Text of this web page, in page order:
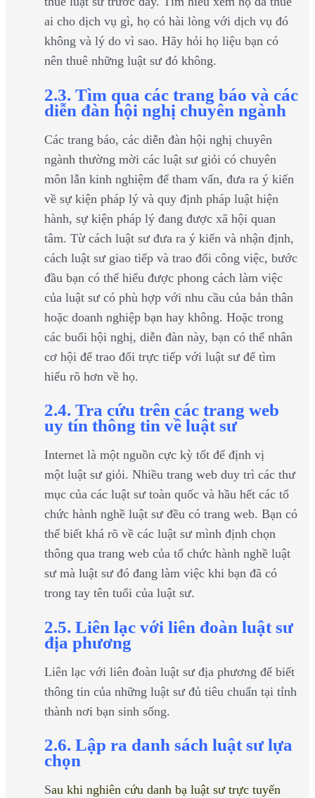
ai cho dịch vụ gì, họ có hài lòng với dịch vụ đó
không và lý do vì sao. Hãy hỏi họ liệu bạn có
nên thuê những luật sư đó không.
2.3. Tìm qua các trang báo và các
diễn đàn hội nghị chuyên ngành
Các trang báo, các diễn đàn hội nghị chuyên
ngành thường mời các luật sư giỏi có chuyên
môn lẫn kinh nghiệm để tham vấn, đưa ra ý kiến
về sự kiện pháp lý và quy định pháp luật hiện
hành, sự kiện pháp lý đang được xã hội quan
tâm. Từ cách luật sư đưa ra ý kiến và nhận định,
cách luật sư giao tiếp và trao đổi công việc, bước
đầu bạn có thể hiểu được phong cách làm việc
của luật sư có phù hợp với nhu cầu của bản thân
hoặc doanh nghiệp bạn hay không. Hoặc trong
các buổi hội nghị, diễn đàn này, bạn có thể nhân
cơ hội để trao đổi trực tiếp với luật sư để tìm
hiểu rõ hơn về họ.
2.4. Tra cứu trên các trang web
uy tín thông tin về luật sư
Internet là một nguồn cực kỳ tốt để định vị
một luật sư giỏi. Nhiều trang web duy trì các thư
mục của các luật sư toàn quốc và hầu hết các tổ
chức hành nghề luật sư đều có trang web. Bạn có
thể biết khá rõ về các luật sư mình định chọn
thông qua trang web của tổ chức hành nghề luật
sư mà luật sư đó đang làm việc khi bạn đã có
trong tay tên tuổi của luật sư.
2.5. Liên lạc với liên đoàn luật sư
địa phương
Liên lạc với liên đoàn luật sư địa phương để biết
thông tin của những luật sư đủ tiêu chuẩn tại tỉnh
thành nơi bạn sinh sống.
2.6. Lập ra danh sách luật sư lựa
chọn
Sau khi nghiên cứu danh bạ luật sư trực tuyến